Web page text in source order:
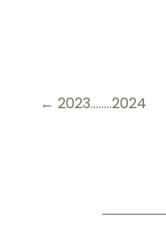
← 2023........2024